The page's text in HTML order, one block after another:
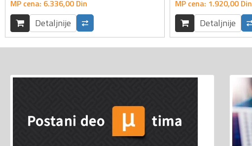
MP cena: 6.336,00 Din
Detaljnije
MP cena: 1.920,00 Din
Detaljnije